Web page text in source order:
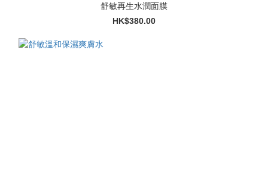
舒敏再生水潤面膜
HK$380.00